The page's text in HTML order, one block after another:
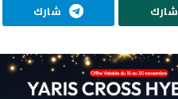
شارك شارك